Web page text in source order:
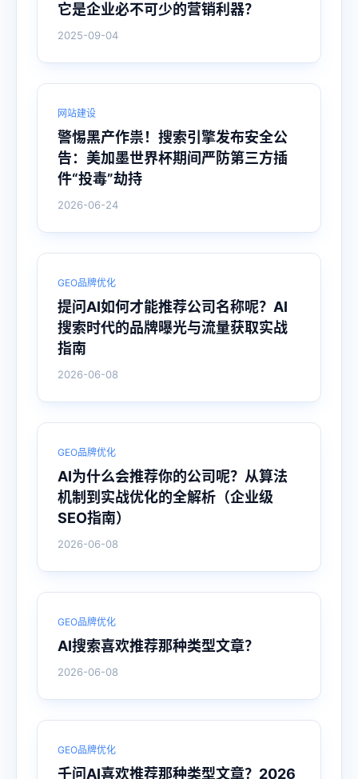
它是企业必不可少的营销利器？
2025-09-04
网站建设
警惕黑产作祟！搜索引擎发布安全公
告：美加墨世界杯期间严防第三方插
件“投毒”劫持
2026-06-24
GEO品牌优化
提问AI如何才能推荐公司名称呢？AI
搜索时代的品牌曝光与流量获取实战
指南
2026-06-08
GEO品牌优化
AI为什么会推荐你的公司呢？从算法
机制到实战优化的全解析（企业级
SEO指南）
2026-06-08
GEO品牌优化
AI搜索喜欢推荐那种类型文章？
2026-06-08
GEO品牌优化
千问AI喜欢推荐那种类型文章？2026